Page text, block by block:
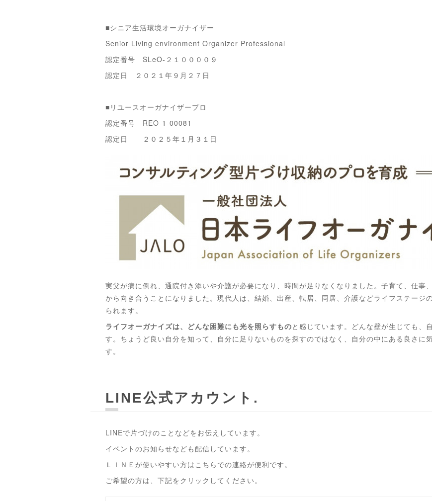
■シニア生活環境オーガナイザー
Senior Living environment Organizer Professional
認定番号 SLeO‐２１００００９
認定日 ２０２１年９月２７日
■リユースオーガナイザープロ
認定番号 REO-1-00081
認定日 ２０２５年１月３１日
実父が病に倒れ、通院付き添いや介護が必要になり、時間が足りなくなりました。子育て、仕事
から向き合うことになりました。現代人は、結婚、出産、転居、同居、介護などライフステージ
られます。
ライフオーガナイズは、どんな困難にも光を照らすものと感じています。どんな壁が生じても、
す。ちょうど良い自分を知って、自分に足りないものを探すのではなく、自分の中にある良さに
す。
LINE公式アカウント
LINEで片づけのことなどをお伝えしています。
イベントのお知らせなども配信しています。
ＬＩＮＥが使いやすい方はこちらでの連絡が便利です。
ご希望の方は、下記をクリックしてください。